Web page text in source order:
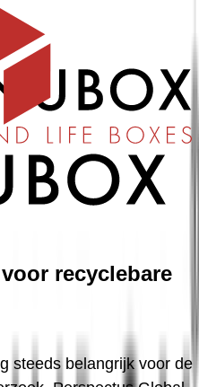
recyclebare
steeds belangrijk voor de